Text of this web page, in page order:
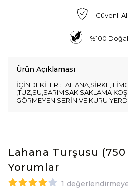
Güvenli
%100
Ürün Açıklaması
İÇİNDEKİLER :LAHANA,SİRKE,
,TUZ,SU,SARIMSAK SAKLAMA
GÖRMEYEN SERİN VE KURU
Lahana Turşusu (750
Yorumlar
1